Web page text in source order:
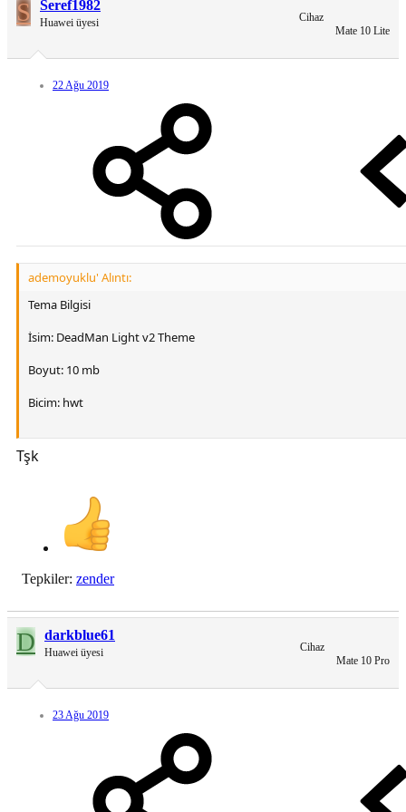
S Seref1982
Huawei üyesi
Cihaz
Mate 10 Lite
22 Ağu 2019
ademoyuklu' Alıntı:
Tema Bilgisi
İsim: DeadMan Light v2 Theme
Boyut: 10 mb
Bicim: hwt
Temadan Görüntüler
You do not have permission to view link
Tema Nasıl Uygulanır:
Linki görmek için yorum yapın
Açılan linkten zip dosyasını indirin
Download klasörüne inen zip dosyalasının içindeki hwt dosyasini
Hepsi bu kadar güle güle kullanın
ALINTIDIR. ( denenmiştir.)
Tşk
Tepkiler: zender
D darkblue61
Huawei üyesi
Cihaz
Mate 10 Pro
23 Ağu 2019